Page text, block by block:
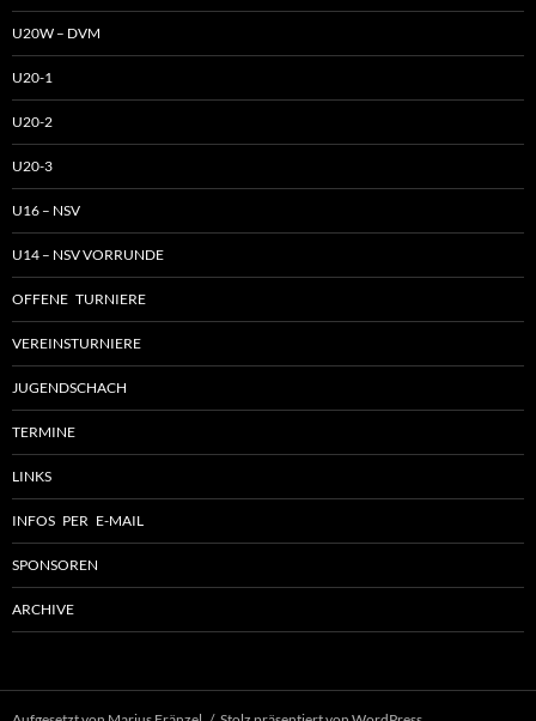
U20W – DVM
U20-1
U20-2
U20-3
U16 – NSV
U14 – NSV VORRUNDE
OFFENE TURNIERE
VEREINSTURNIERE
JUGENDSCHACH
TERMINE
LINKS
INFOS PER E-MAIL
SPONSOREN
ARCHIVE